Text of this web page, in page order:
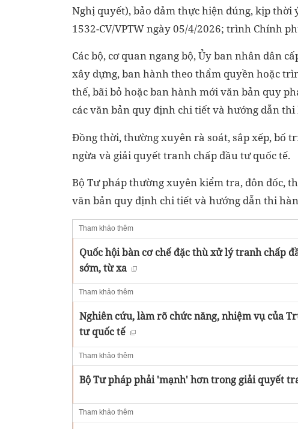
Nghị quyết), bảo đảm thực hiện đúng, kịp thời
1532-CV/VPTW ngày 05/4/2026; trình Chính
Các bộ, cơ quan ngang bộ, Ủy ban nhân dân
xây dựng, ban hành theo thẩm quyền hoặc
thế, bãi bỏ hoặc ban hành mới văn bản quy
các văn bản quy định chi tiết và hướng dẫn
Đồng thời, thường xuyên rà soát, sắp xếp, bố
ngừa và giải quyết tranh chấp đầu tư quốc tế.
Bộ Tư pháp thường xuyên kiểm tra, đôn đốc,
văn bản quy định chi tiết và hướng dẫn thi
Tham khảo thêm
Quốc hội bàn cơ chế đặc thù xử lý tranh chấp
sớm, từ xa
Tham khảo thêm
Nghiên cứu, làm rõ chức năng, nhiệm vụ của
tư quốc tế
Tham khảo thêm
Bộ Tư pháp phải 'mạnh' hơn trong giải quyết
Tham khảo thêm